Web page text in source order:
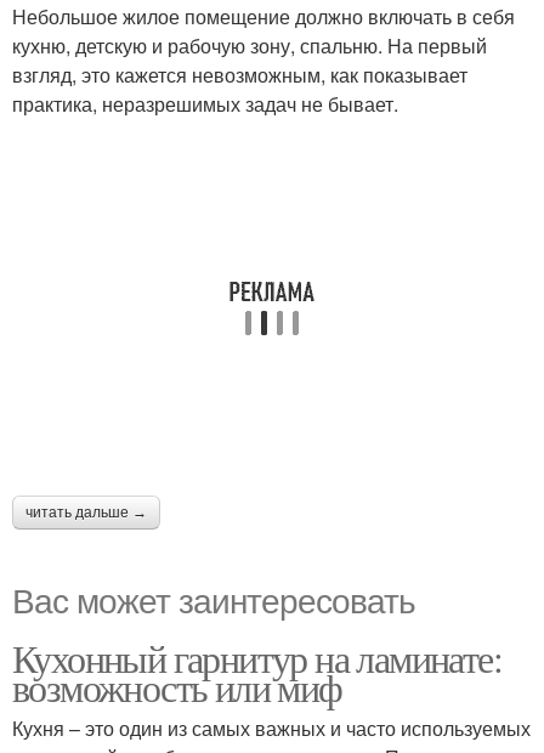
Небольшое жилое помещение должно включать в себя
кухню, детскую и рабочую зону, спальню. На первый
взгляд, это кажется невозможным, как показывает
практика, неразрешимых задач не бывает.
читать дальше →
Вас может заинтересовать
Кухонный гарнитур на ламинате:
возможность или миф
Кухня – это один из самых важных и часто используемых